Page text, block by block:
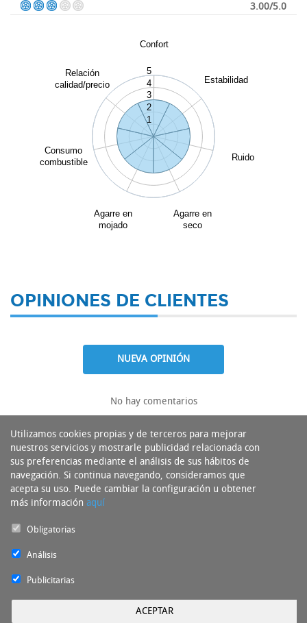
3.00/5.0
Confort
Estabilidad
Ruido
Agarre en
seco
Agarre en
mojado
Consumo
combustible
Relación
calidad/precio
1
2
3
4
5
OPINIONES DE CLIENTES
NUEVA OPINIÓN
No hay comentarios
Utilizamos cookies propias y de terceros para mejorar
nuestros servicios y mostrarle publicidad relacionada con
sus preferencias mediante el análisis de sus hábitos de
navegación. Si continua navegando, consideramos que
acepta su uso. Puede cambiar la configuración u obtener
más información aquí
Obligatorias
Análisis
Publicitarias
ACEPTAR